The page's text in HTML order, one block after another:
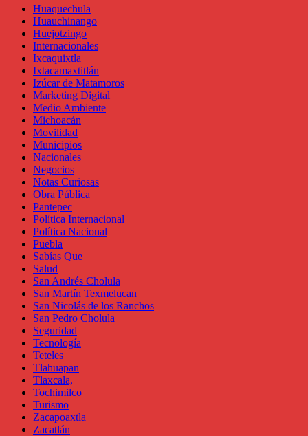
Huaquechula
Huauchinango
Huejotzingo
Internacionales
Ixcaquixtla
Ixtacamaxtitlán
Izúcar de Matamoros
Marketing Digital
Medio Ambiente
Michoacán
Movilidad
Municipios
Nacionales
Negocios
Notas Curiosas
Obra Pública
Pantepec
Política Internacional
Política Nacional
Puebla
Sabías Que
Salud
San Andrés Cholula
San Martín Texmelucan
San Nicolás de los Ranchos
San Pedro Cholula
Seguridad
Tecnología
Teteles
Tlahuapan
Tlaxcala,
Tochimilco
Turismo
Zacapoaxtla
Zacatlán